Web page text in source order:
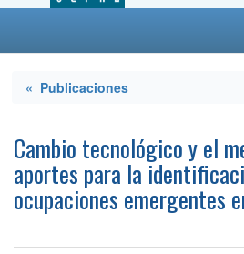
« Publicaciones
Cambio tecnológico y el
aportes para la
ocupaciones emergentes